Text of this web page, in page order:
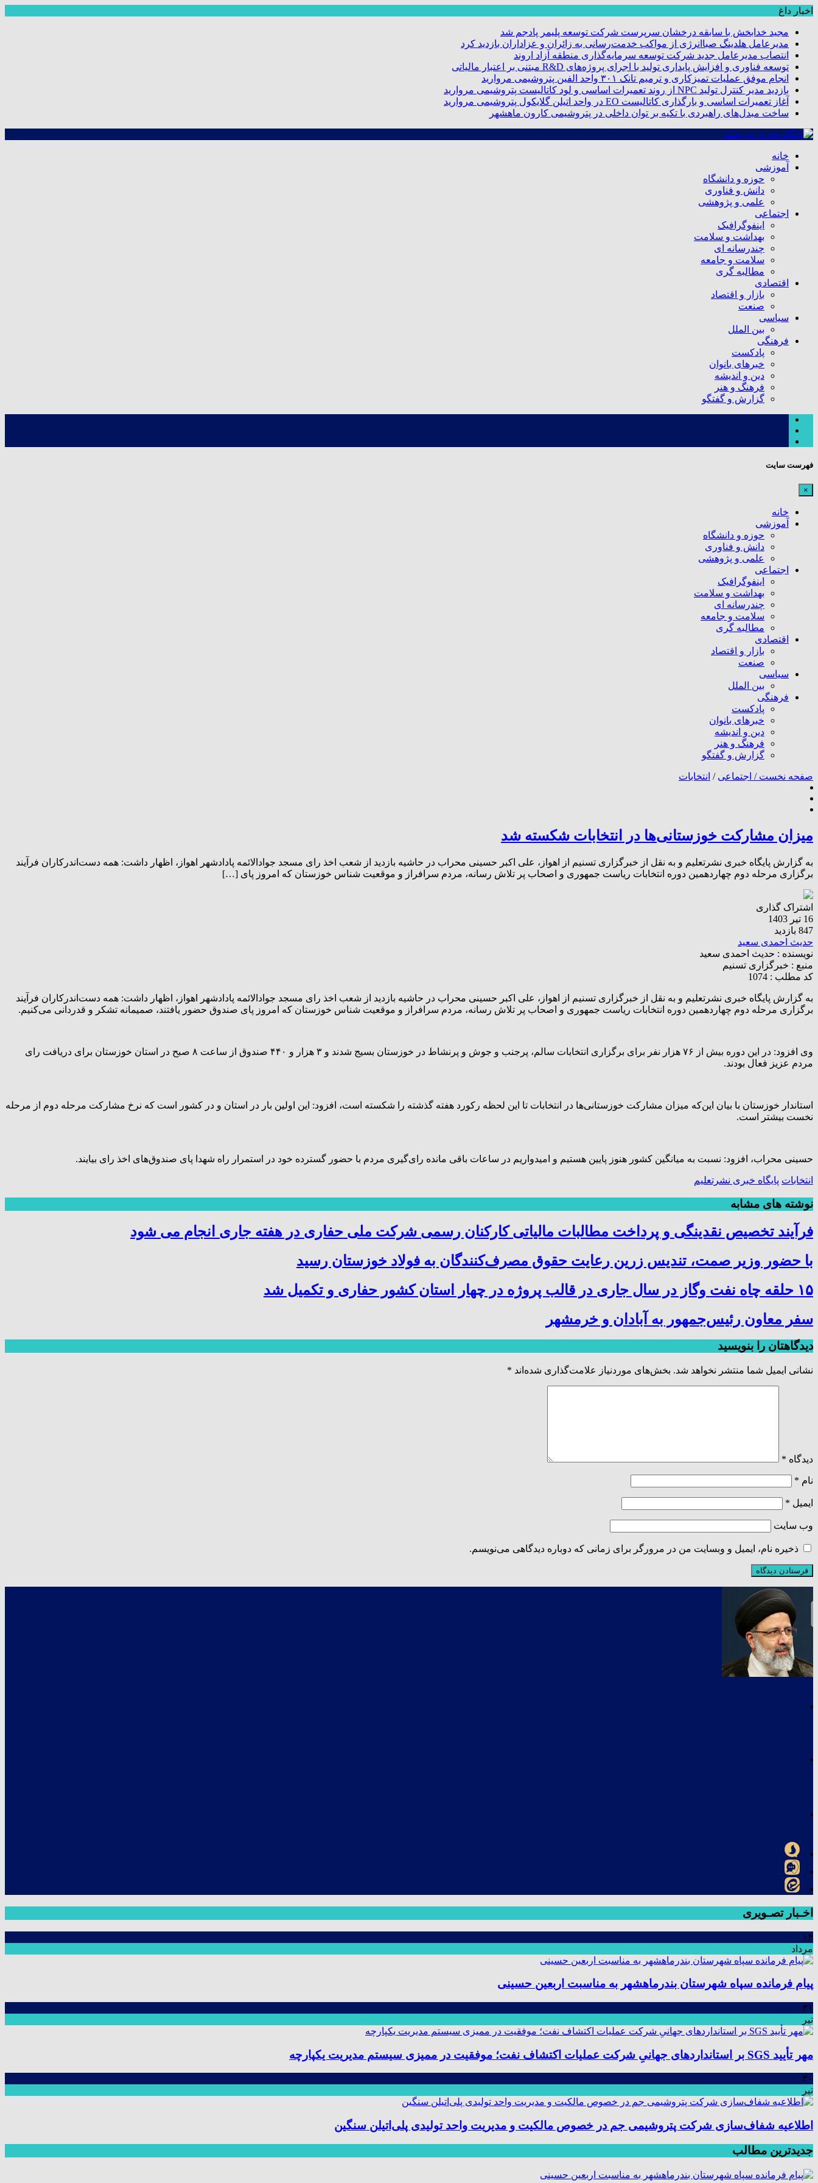
اخبار داغ
مجید خدابخش با سابقه درخشان سرپرست شرکت توسعه پلیمر پادجم شد
مدیرعامل هلدینگ صباانرژی از مواکب خدمت‌رسانی به زائران و عزاداران بازدید کرد
انتصاب مدیرعامل جدید شرکت توسعه سرمایه‌گذاری منطقه آزاد اروند
توسعه فناوری و افزایش پایداری تولید با اجرای پروژه‌های R&D مبتنی بر اعتبار مالیاتی
انجام موفق عملیات تمیزکاری و ترمیم تانک ۳۰۱ واحد الفین پتروشیمی مروارید
بازدید مدیر کنترل تولید NPC از روند تعمیرات اساسی و لود کاتالیست پتروشیمی مروارید
آغاز تعمیرات اساسی و بارگذاری کاتالیست EO در واحد اتیلن گلایکول پتروشیمی مروارید
ساخت مبدل‌های راهبردی با تکیه بر توان داخلی در پتروشیمی کارون ماهشهر
خانه
آموزشی
حوزه و دانشگاه
دانش و فناوری
علمی و پژوهشی
اجتماعی
اینفوگرافیک
بهداشت و سلامت
چندرسانه ای
سلامت و جامعه
مطالبه گری
اقتصادی
بازار و اقتصاد
صنعت
سیاسی
بین الملل
فرهنگی
پادکست
خبرهای بانوان
دین و اندیشه
فرهنگ و هنر
گزارش و گفتگو
فهرست سایت
×
خانه
آموزشی
حوزه و دانشگاه
دانش و فناوری
علمی و پژوهشی
اجتماعی
اینفوگرافیک
بهداشت و سلامت
چندرسانه ای
سلامت و جامعه
مطالبه گری
اقتصادی
بازار و اقتصاد
صنعت
سیاسی
بین الملل
فرهنگی
پادکست
خبرهای بانوان
دین و اندیشه
فرهنگ و هنر
گزارش و گفتگو
صفحه نخست / اجتماعی / انتخابات
میزان مشارکت خوزستانی‌ها در انتخابات شکسته شد
به گزارش پایگاه خبری نشرتعلیم و به نقل از خبرگزاری تسنیم از اهواز، علی اکبر حسینی محراب در حاشیه بازدید از شعب اخذ رای مسجد جوادالائمه پادادشهر اهواز، اظهار داشت: همه دست‌اندرکاران فرآیند
برگزاری مرحله دوم چهاردهمین دوره انتخابات ریاست جمهوری و اصحاب پر تلاش رسانه، مردم سرافراز و موقعیت شناس خوزستان که امروز پای […]
اشتراک گذاری
16 تیر 1403
847 بازدید
حدیث احمدی سعید
نویسنده : حدیث احمدی سعید
منبع : خبرگزاری تسنیم
کد مطلب : 1074
به گزارش پایگاه خبری نشرتعلیم و به نقل از خبرگزاری تسنیم از اهواز، علی اکبر حسینی محراب در حاشیه بازدید از شعب اخذ رای مسجد جوادالائمه پادادشهر اهواز، اظهار داشت: همه دست‌اندرکاران فرآیند
برگزاری مرحله دوم چهاردهمین دوره انتخابات ریاست جمهوری و اصحاب پر تلاش رسانه، مردم سرافراز و موقعیت شناس خوزستان که امروز پای صندوق حضور یافتند، صمیمانه تشکر و قدردانی می‌کنیم.
وی افزود: در این دوره بیش از ۷۶ هزار نفر برای برگزاری انتخابات سالم، پرجنب و جوش و پرنشاط در خوزستان بسیج شدند و ۳ هزار و ۴۴۰ صندوق از ساعت ۸ صبح در استان خوزستان برای دریافت رای
مردم عزیز فعال بودند.
استاندار خوزستان با بیان این‌که میزان مشارکت خوزستانی‌ها در انتخابات تا این لحظه رکورد هفته گذشته را شکسته است، افزود: این اولین بار در استان و در کشور است که نرخ مشارکت مرحله دوم از مرحله
نخست بیشتر است.
حسینی محراب، افزود: نسبت به میانگین کشور هنوز پایین هستیم و امیدواریم در ساعات باقی مانده رای‌گیری مردم با حضور گسترده خود در استمرار راه شهدا پای صندوق‌های اخذ رای بیایند.
انتخابات پایگاه خبری نشرتعلیم
نوشته های مشابه
فرآیند تخصیص نقدینگی و پرداخت مطالبات مالیاتی کارکنان رسمی شرکت ملی حفاری در هفته جاری انجام می شود
با حضور وزیر صمت، تندیس زرین رعایت حقوق مصرف‌کنندگان به فولاد خوزستان رسید
۱۵ حلقه چاه نفت وگاز در سال جاری در قالب پروژه در چهار استان کشور حفاری و تکمیل شد
سفر معاون رئیس‌جمهور به آبادان و خرمشهر
دیدگاهتان را بنویسید
نشانی ایمیل شما منتشر نخواهد شد. بخش‌های موردنیاز علامت‌گذاری شده‌اند *
دیدگاه *
نام *
ایمیل *
وب‌ سایت
ذخیره نام، ایمیل و وبسایت من در مرورگر برای زمانی که دوباره دیدگاهی می‌نویسم.
اخـبار تصـویری
۱۳
مرداد
پیام فرمانده سپاه شهرستان بندرماهشهر به مناسبت اربعین حسینی
۳۱
تیر
مهر تأیید SGS بر استانداردهای جهانیِ شرکت عملیات اکتشاف نفت؛ موفقیت در ممیزی سیستم مدیریت یکپارچه
۳۰
تیر
اطلاعیه شفاف‌سازی شرکت پتروشیمی جم در خصوص مالکیت و مدیریت واحد تولیدی پلی‌اتیلن سنگین
جدیدترین مطالب